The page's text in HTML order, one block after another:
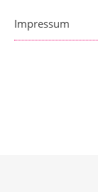
Impressum